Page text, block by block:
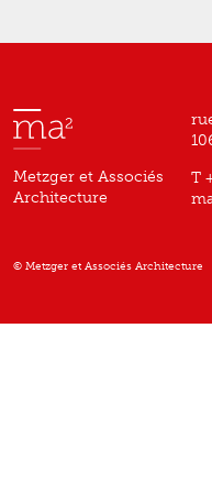
Metzger et Associés
Architecture
T
© Metzger et Associés Architecture